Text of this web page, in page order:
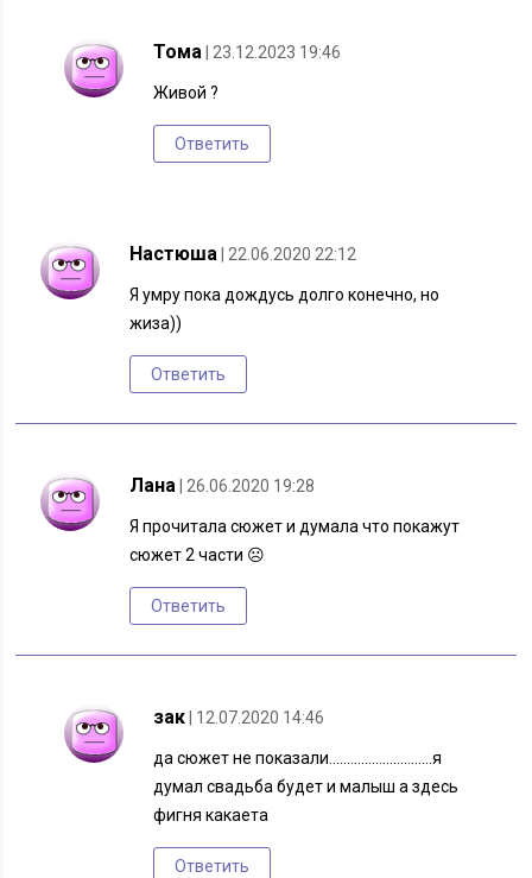
Тома | 23.12.2023 19:46
Живой ?
Ответить
Настюша | 22.06.2020 22:12
Я умру пока дождусь долго конечно, но
жиза))
Ответить
Лана | 26.06.2020 19:28
Я прочитала сюжет и думала что покажут
сюжет 2 части ☹️
Ответить
зак | 12.07.2020 14:46
да сюжет не показали………………………..я
думал свадьба будет и малыш а здесь
фигня какаета
Ответить